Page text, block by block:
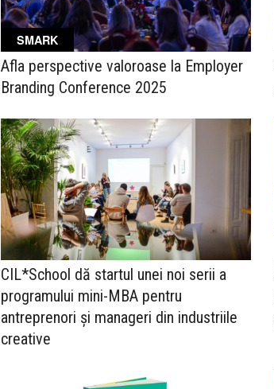
SMARK
Afla perspective valoroase la Employer
Branding Conference 2025
CIL*School dă startul unei noi serii a
programului mini-MBA pentru
antreprenori și manageri din industriile
creative